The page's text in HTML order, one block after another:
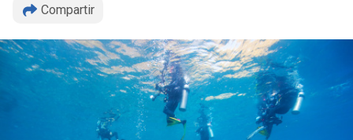
Compartir